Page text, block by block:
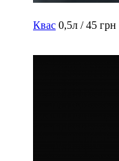
Квас 0,5л / 45 грн